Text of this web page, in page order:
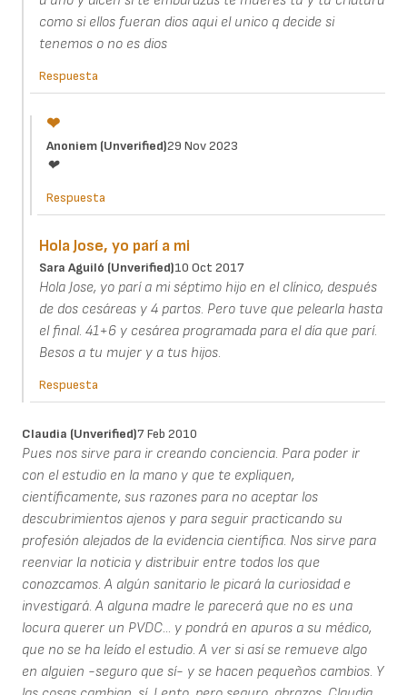
como si ellos fueran dios aqui el unico q decide si
tenemos o no es dios
Respuesta
❤
Anoniem (unverified)29 Nov 2023
❤
Respuesta
Hola Jose, yo parí a mi
Sara Aguiló (unverified)10 Oct 2017
Hola Jose, yo parí a mi séptimo hijo en el clínico, después
de dos cesáreas y 4 partos. Pero tuve que pelearla hasta
el final. 41+6 y cesárea programada para el día que parí.
Besos a tu mujer y a tus hijos.
Respuesta
Claudia (unverified)7 Feb 2010
Pues nos sirve para ir creando conciencia. Para poder ir
con el estudio en la mano y que te expliquen,
científicamente, sus razones para no aceptar los
descubrimientos ajenos y para seguir practicando su
profesión alejados de la evidencia científica. Nos sirve para
reenviar la noticia y distribuir entre todos los que
conozcamos. A algún sanitario le picará la curiosidad e
investigará. A alguna madre le parecerá que no es una
locura querer un PVDC... y pondrá en apuros a su médico,
que no se ha leído el estudio. A ver si así se remueve algo
en alguien -seguro que sí- y se hacen pequeños cambios. Y